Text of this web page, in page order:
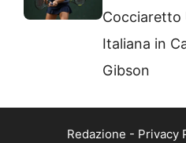
Cocciaretto
Italiana in
Gibson
Redazione - Privacy